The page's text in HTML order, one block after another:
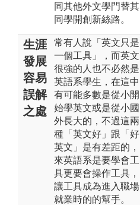
同其他外文學門替其
同學開創新絲路。
生涯
發展
容易
誤解
之處
常有人說「英文只是
一個工具」，而英文
很強的人也不必然是
英語系學生，在這中
有可能多數是從小開
始學英文或是從小國
外長大的，不過這兩
種「英文好」跟「好
英文」是有差距的，
來英語系是要學會工
具更要會操作工具，
讓工具成為進入職場
就業時的的幫手。